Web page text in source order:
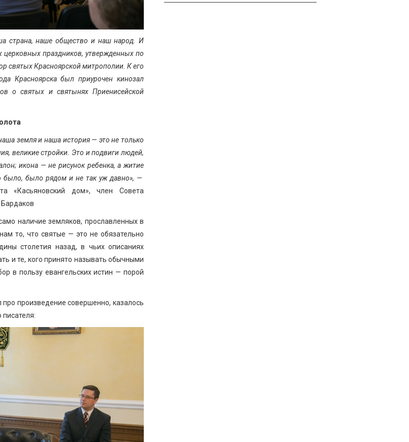
страна, наше общество и наш народ. И
праздников, утвержденных по
святых Красноярской митрополии. К его
Красноярска был приурочен кинозал
о святых и святынях Приенисейской
земля и наша история — это не только
великие стройки. Это и подвиги людей,
икона — не рисунок ребенка, а житие
было, было рядом и не так уж давно», —
«Касьяновский дом», член Совета
наличие земляков, прославленных в
то, что святые — это не обязательно
столетия назад, в чьих описаниях
и те, кого принято называть обычными
в пользу евангельских истин — порой
произведение совершенно, казалось